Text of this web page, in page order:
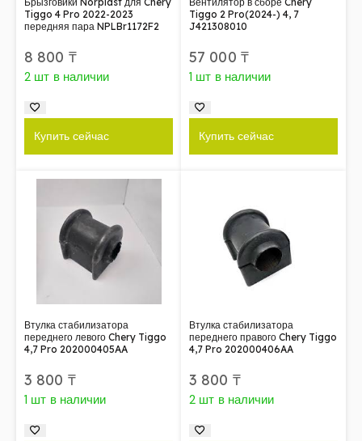
Tiggo 4 Pro 2022-2023
передняя пара NPLBr1172F2
8 800 ₸
2 шт в наличии
Купить сейчас
Tiggo 2 Pro(2024-) 4, 7
J421308010
57 000 ₸
1 шт в наличии
Купить сейчас
Втулка стабилизатора
переднего левого Chery Tiggo
4,7 Pro 202000405AA
3 800 ₸
1 шт в наличии
Втулка стабилизатора
переднего правого Chery Tiggo
4,7 Pro 202000406AA
3 800 ₸
2 шт в наличии